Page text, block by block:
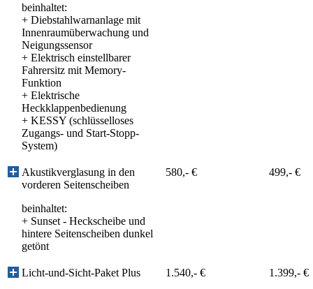
beinhaltet:
+ Diebstahlwarnanlage mit
Innenraumüberwachung und
Neigungssensor
+ Elektrisch einstellbarer
Fahrersitz mit Memory-
Funktion
+ Elektrische
Heckklappenbedienung
+ KESSY (schlüsselloses
Zugangs- und Start-Stopp-
System)
Akustikverglasung in den
vorderen Seitenscheiben
beinhaltet:
+ Sunset - Heckscheibe und
hintere Seitenscheiben dunkel
getönt
580,- € 499,- €
Licht-und-Sicht-Paket Plus
1.540,- € 1.399,- €